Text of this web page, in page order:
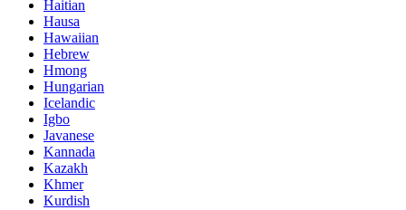
Haitian
Hausa
Hawaiian
Hebrew
Hmong
Hungarian
Icelandic
Igbo
Javanese
Kannada
Kazakh
Khmer
Kurdish